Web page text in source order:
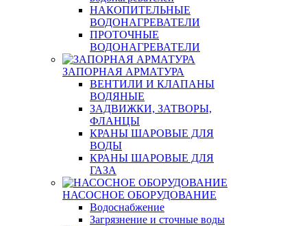
НАКОПИТЕЛЬНЫЕ
ВОДОНАГРЕВАТЕЛИ
ПРОТОЧНЫЕ
ВОДОНАГРЕВАТЕЛИ
ЗАПОРНАЯ АРМАТУРА
ВЕНТИЛИ И КЛАПАНЫ
ВОДЯНЫЕ
ЗАДВИЖКИ, ЗАТВОРЫ,
ФЛАНЦЫ
КРАНЫ ШАРОВЫЕ ДЛЯ
ВОДЫ
КРАНЫ ШАРОВЫЕ ДЛЯ
ГАЗА
НАСОСНОЕ ОБОРУДОВАНИЕ
Водоснабжение
Загрязнение и сточные воды